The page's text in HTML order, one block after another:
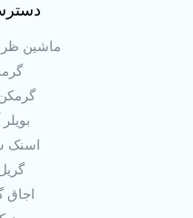
ماشین
اسنک
اجاق